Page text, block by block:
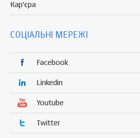
Кар'єра
СОЦІАЛЬНІ МЕРЕЖІ
Facebook
Linkedin
Youtube
Twitter